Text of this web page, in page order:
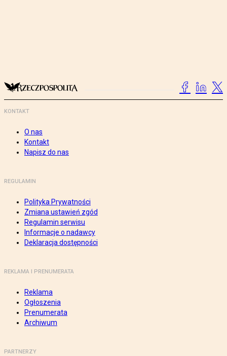
KONTAKT
O nas
Kontakt
Napisz do nas
REGULAMIN
Polityka Prywatności
Zmiana ustawień zgód
Regulamin serwisu
Informacje o nadawcy
Deklaracja dostępności
REKLAMA I PRENUMERATA
Reklama
Ogłoszenia
Prenumerata
Archiwum
PARTNERZY